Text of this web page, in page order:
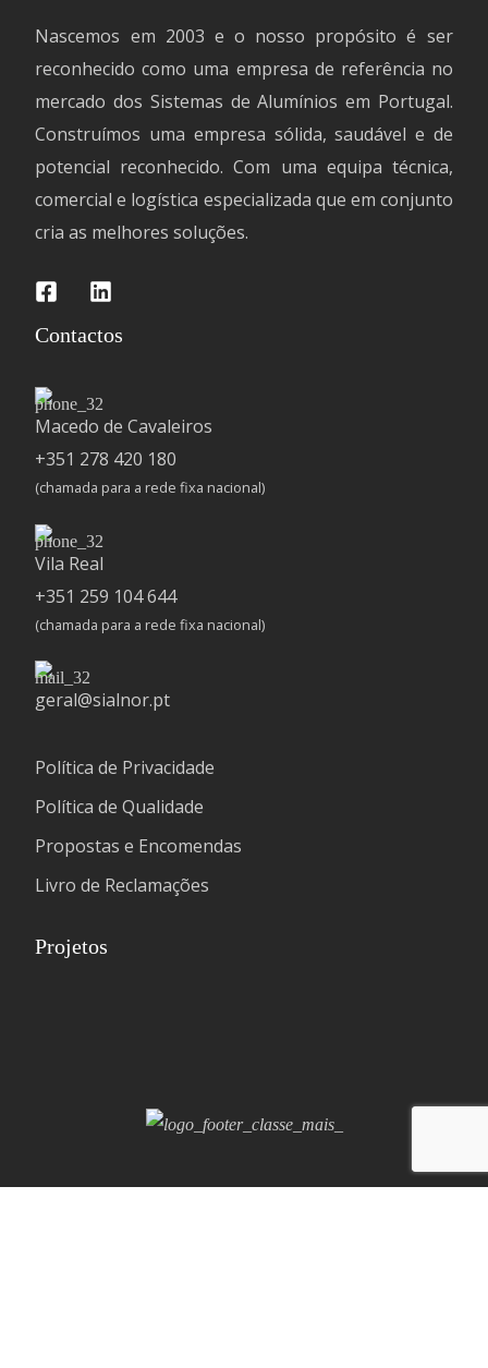
Nascemos em 2003 e o nosso propósito é ser
reconhecido como uma empresa de referência no
mercado dos Sistemas de Alumínios em Portugal.
Construímos uma empresa sólida, saudável e de
potencial reconhecido. Com uma equipa técnica,
comercial e logística especializada que em conjunto
cria as melhores soluções.
Contactos
Macedo de Cavaleiros
+351 278 420 180
(chamada para a rede fixa nacional)
Vila Real
+351 259 104 644
(chamada para a rede fixa nacional)
geral@sialnor.pt
Política de Privacidade
Política de Qualidade
Propostas e Encomendas
Livro de Reclamações
Projetos